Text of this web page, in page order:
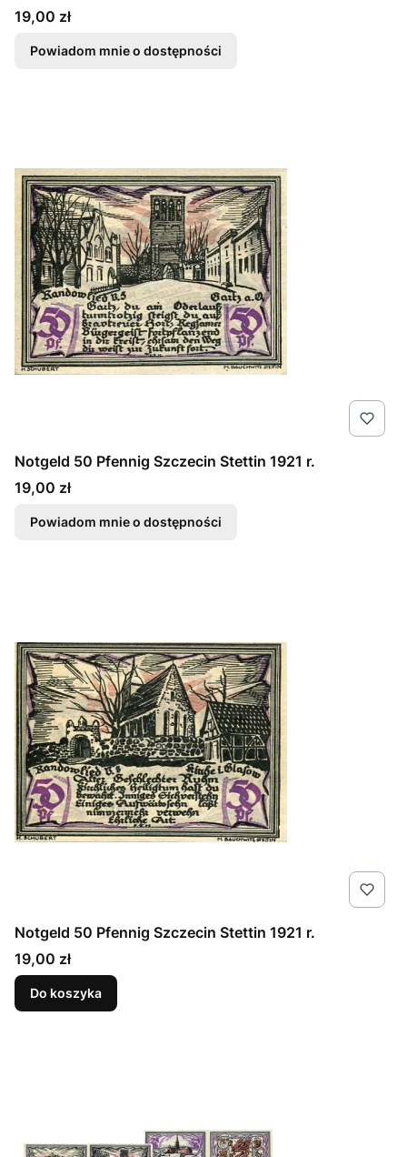
Cena
19,00 zł
Powiadom mnie o dostępności
Notgeld 50 Pfennig Szczecin Stettin 1921 r.
Cena
19,00 zł
Powiadom mnie o dostępności
Notgeld 50 Pfennig Szczecin Stettin 1921 r.
Cena
19,00 zł
Do koszyka